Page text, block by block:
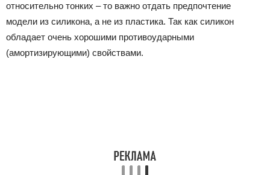
относительно тонких – то важно отдать предпочтение
модели из силикона, а не из пластика. Так как силикон
обладает очень хорошими противоударными
(амортизирующими) свойствами.